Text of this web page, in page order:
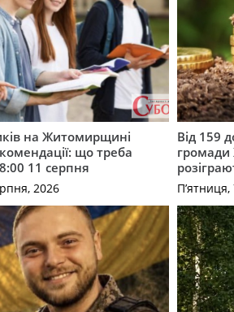
на Житомирщині
що треба
11 серпня
2026
Від 159